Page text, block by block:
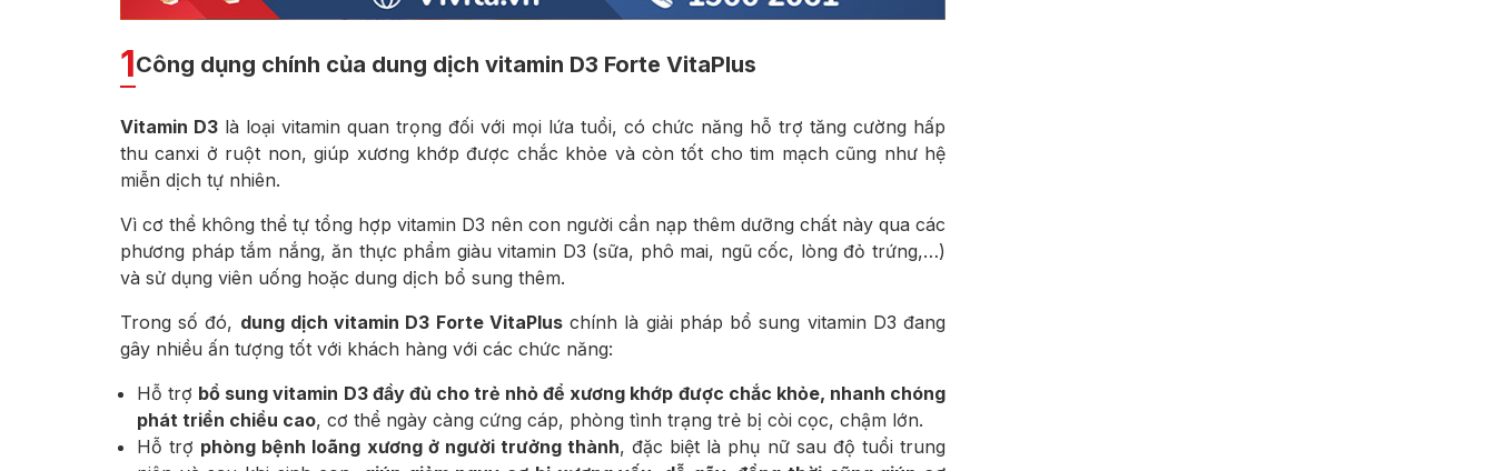
1Công dụng chính của dung dịch vitamin D3 Forte VitaPlus
Vitamin D3 là loại vitamin quan trọng đối với mọi lứa tuổi, có chức năng hỗ trợ tăng cường hấp
thu canxi ở ruột non, giúp xương khớp được chắc khỏe và còn tốt cho tim mạch cũng như hệ
miễn dịch tự nhiên.
Vì cơ thể không thể tự tổng hợp vitamin D3 nên con người cần nạp thêm dưỡng chất này qua các
phương pháp tắm nắng, ăn thực phẩm giàu vitamin D3 (sữa, phô mai, ngũ cốc, lòng đỏ trứng,…)
và sử dụng viên uống hoặc dung dịch bổ sung thêm.
Trong số đó, dung dịch vitamin D3 Forte VitaPluschính là giải pháp bổ sung vitamin D3 đang
gây nhiều ấn tượng tốt với khách hàng với các chức năng:
Hỗ trợ bổ sung vitamin D3 đầy đủ cho trẻ nhỏ để xương khớp được chắc khỏe, nhanh chóng
phát triển chiều cao, cơ thể ngày càng cứng cáp, phòng tình trạng trẻ bị còi cọc, chậm lớn.
Hỗ trợ phòng bệnh loãng xương ở người trưởng thành, đặc biệt là phụ nữ sau độ tuổi trung